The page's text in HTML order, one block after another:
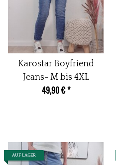
Karostar Boyfriend
Jeans- M bis 4XL
49,90 €*
AUF LAGER